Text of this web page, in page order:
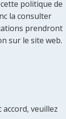
politique de
la consulter
prendront
sur le site web.
veuillez